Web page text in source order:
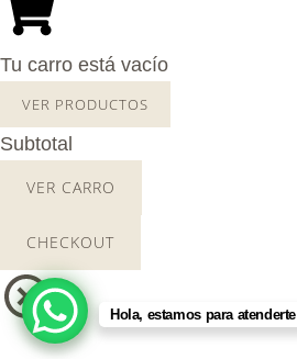
Hola, estamos para atenderte
Tu carro está vacío
VER PRODUCTOS
Subtotal
VER CARRO
CHECKOUT